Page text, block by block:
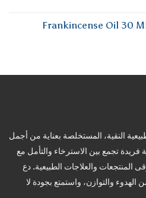
النقية، المستخلصة بعناية من أجمل
فريدة تجمع بين الاسترخاء والتأمل مع
المنتجعات والعلاجات الطبيعية. دع
والتوازن، واستمتع بجودة لا